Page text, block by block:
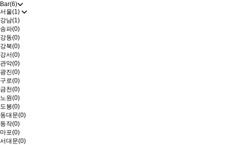
Bar(6)
서울(1)
강남(1)
송파(0)
강동(0)
강북(0)
강서(0)
관악(0)
광진(0)
구로(0)
금천(0)
노원(0)
도봉(0)
동대문(0)
동작(0)
마포(0)
서대문(0)